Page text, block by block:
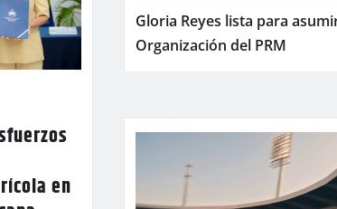
en
Gloria Reyes lista para
Organización del PRM